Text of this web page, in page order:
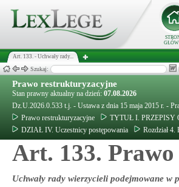
Art. 133. - Uchwały rady...
Szukaj:
Prawo restrukturyzacyjne
Stan prawny aktualny na dzień: 07.08.2026
Dz.U.2026.0.533 t.j. - Ustawa z dnia 15 maja 2015 r. -
Prawo restrukturyzacyjne
TYTUŁ I. PRZEPISY
DZIAŁ IV. Uczestnicy postępowania
Rozdział 4.
Art. 133.
Uchwały rady wierzycieli podejmowane w